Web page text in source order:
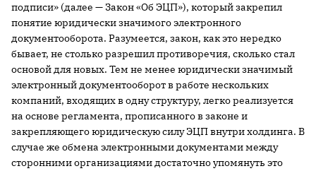
подписи» (далее — Закон «Об ЭЦП»), который закрепил
понятие юридически значимого электронного
документооборота. Разумеется, закон, как это нередко
бывает, не столько разрешил противоречия, сколько стал
основой для новых. Тем не менее юридически значимый
электронный документооборот в работе нескольких
компаний, входящих в одну структуру, легко реализуется
на основе регламента, прописанного в законе и
закрепляющего юридическую силу ЭЦП внутри холдинга. В
случае же обмена электронными документами между
сторонними организациями достаточно упомянуть это